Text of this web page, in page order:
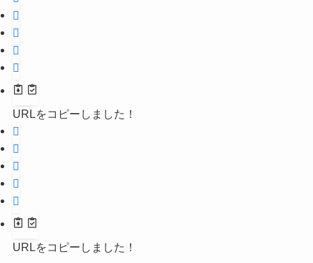
URLをコピーしました！
URLをコピーしました！